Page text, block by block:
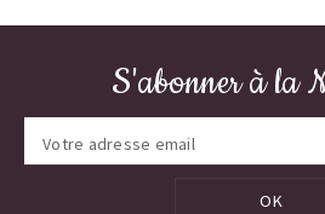
S'abonner à la
OK